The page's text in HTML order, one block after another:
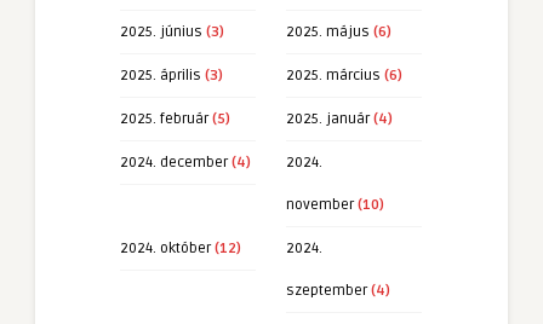
2025. június (3) 2025. május (6)
2025. április (3) 2025. március (6)
2025. február(5) 2025. január(4)
2024. december(4) 2024.
november(10)
2024. október(12) 2024.
szeptember(4)